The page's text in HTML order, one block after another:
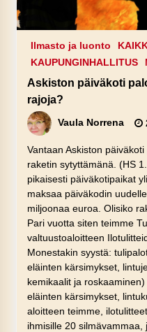
Ilmasto ja luonto
KAUPUNGINHALLITUS
Askiston päiväkoti paloi, saadaanko
rajoja?
Vaula Norrena
Vantaan Askiston
raketin sytyttämänä. (HS
pikaisesti päiväkotipaikat
maksaa päiväkodin
miljoonaa euroa. Olisiko
Pari vuotta siten teimme
valtuustoaloitteen
Monestakin syystä:
eläinten kärsimykset,
kemikaalit ja
eläinten kärsimykset,
aloitteen teimme,
ihmisille 20 silmävammaa,